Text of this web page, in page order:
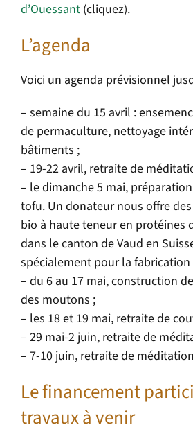
d’Ouessant (cliquez).
L’agenda
Voici un agenda prévisionnel
– semaine du 15 avril :
de permaculture, nettoyage
bâtiments ;
– 19-22 avril, retraite de
– le dimanche 5 mai,
tofu. Un donateur nous offre
bio à haute teneur en protéines
dans le canton de Vaud en
spécialement pour la
– du 6 au 17 mai, construction
des moutons ;
– les 18 et 19 mai, retraite de
– 29 mai-2 juin, retraite de
– 7-10 juin, retraite de
Le financement
travaux à venir